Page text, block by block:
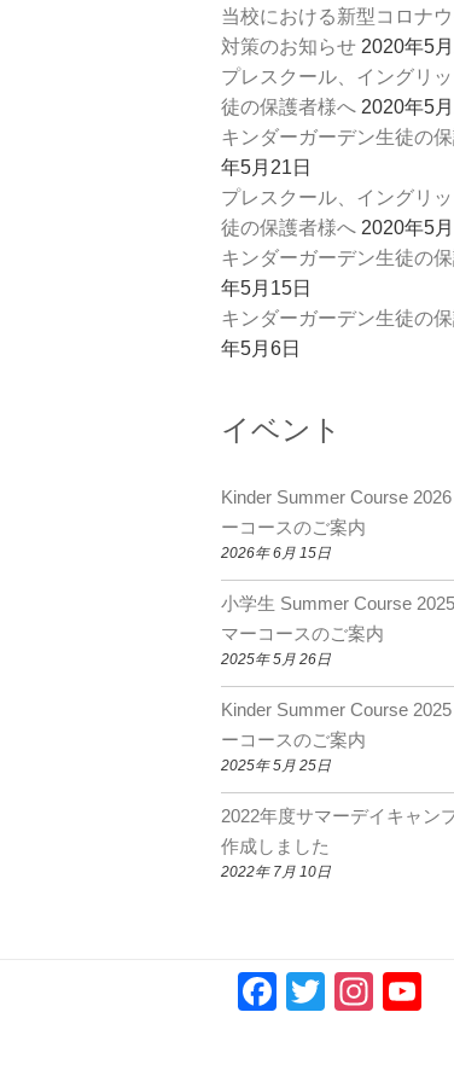
当校における新型コロナ
対策のお知らせ 2020年5
プレスクール、イングリ
徒の保護者様へ 2020年5
キンダーガーデン生徒の
年5月21日
プレスクール、イングリ
徒の保護者様へ 2020年5
キンダーガーデン生徒の
年5月15日
キンダーガーデン生徒の
年5月6日
イベント
Kinder Summer Course
ーコースのご案内
2026年 6月 15日
小学生 Summer Course
マーコースのご案内
2025年 5月 26日
Kinder Summer Course
ーコースのご案内
2025年 5月 25日
2022年度サマーデイキャン
作成しました
2022年 7月 10日
F
T
In